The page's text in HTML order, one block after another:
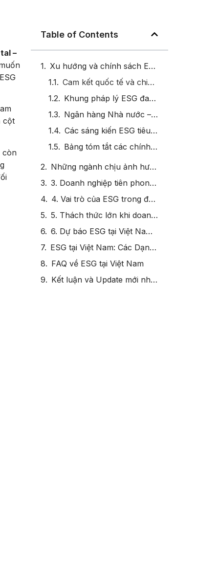
–
cột
còn
Table of Contents
Xu hướng và chính sách ESG tại Việt Nam (hiện tại & tương lai gần)
Cam kết quốc tế và chiến lược quốc gia
Khung pháp lý ESG đang hình thành
Ngân hàng Nhà nước – “ngòi nổ” thúc đẩy ESG
Các sáng kiến ESG tiêu biểu tại Việt Nam
Bảng tóm tắt các chính sách & sáng kiến ESG tại Việt Nam
Những ngành chịu ảnh hưởng lớn từ ESG tại Việt Nam
3. Doanh nghiệp tiên phong & chiến lược ESG nổi bật tại Việt Nam
4. Vai trò của ESG trong đầu tư, tài chính và tăng trưởng bền vững
5. Thách thức lớn khi doanh nghiệp Việt thực thi ESG
6. Dự báo ESG tại Việt Nam trong 5–10 năm tới
ESG tại Việt Nam: Các Dạng Investment và Ứng Dụng
FAQ về ESG tại Việt Nam
Kết luận và Update mới nhất về ESG tại Việt Nam.